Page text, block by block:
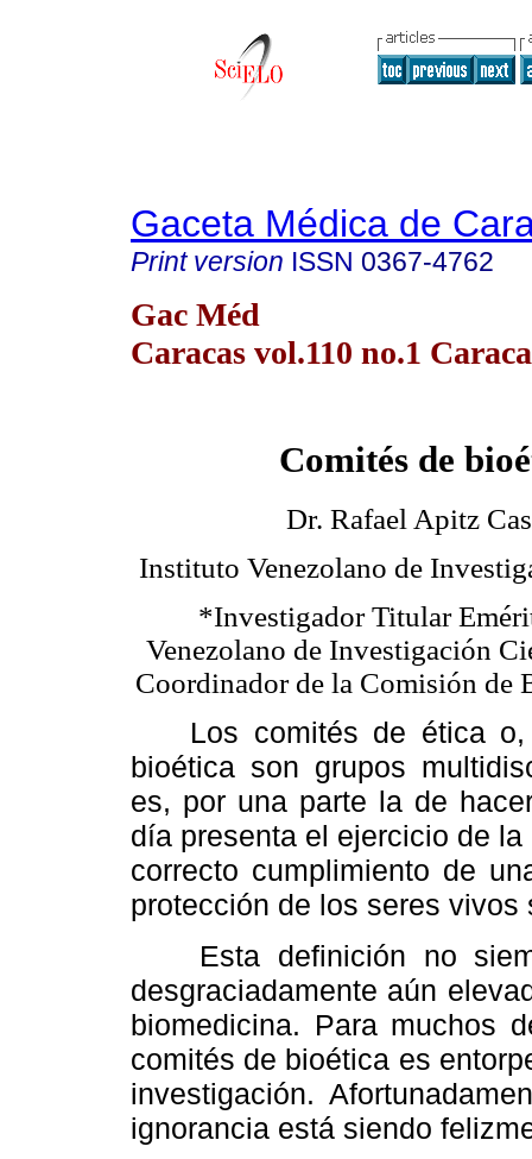
Gaceta Médica de
Print version ISSN 0367-4762
Gac Méd
Caracas vol.110 no.1
Comités de
Dr. Rafael Apitz
Instituto Venezolano de
*Investigador Titular
Venezolano de Investigación
Coordinador de la Comisión de
Los comités de ética o,
bioética son grupos
es, por una parte la de
día presenta el ejercicio de
correcto cumplimiento de
protección de los seres
Esta definición no
desgraciadamente aún
biomedicina. Para muchos
comités de bioética es
investigación.
ignorancia está siendo